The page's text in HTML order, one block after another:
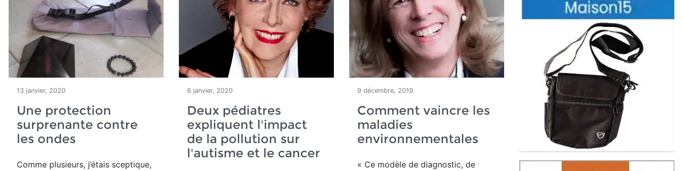
13 janvier, 2020
Une protection
surprenante contre
les ondes
Comme plusieurs, j’étais sceptique,
6 janvier, 2020
Deux pédiatres
expliquent l'impact
de la pollution sur
l'autisme et le cancer
9 décembre, 2019
Comment vaincre les
maladies
environnementales
« Ce modèle de diagnostic, de